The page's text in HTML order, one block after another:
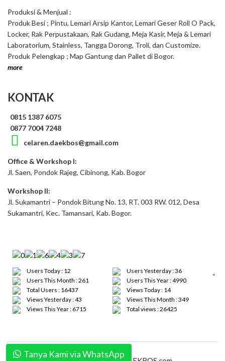
Produksi & Menjual :
Produk Besi ; Pintu, Lemari Arsip Kantor, Lemari Geser Roll O Pack,
Locker, Rak Perpustakaan, Rak Gudang, Meja Kasir, Meja & Lemari
Laboratorium, Stainless, Tangga Dorong, Troli, dan Customize.
Produk Pelengkap ; Map Gantung dan Pallet di Bogor.
more
KONTAK
0815 1387 6075
0877 7004 7248
celaren.daekbos@gmail.com
Office & Workshop I:
Jl. Saen, Pondok Rajeg, Cibinong, Kab. Bogor
Workshop II:
Jl. Sukamantri – Pondok Bitung No. 13, RT. 003 RW. 012, Desa
Sukamantri, Kec. Tamansari, Kab. Bogor.
Users Today : 12
Users Yesterday : 36
Users This Month : 261
Users This Year : 4990
Total Users : 16437
Views Today : 14
Views Yesterday : 43
Views This Month : 349
Views This Year : 6715
Total views : 26425
“
Tanya Kami via WhatsApp